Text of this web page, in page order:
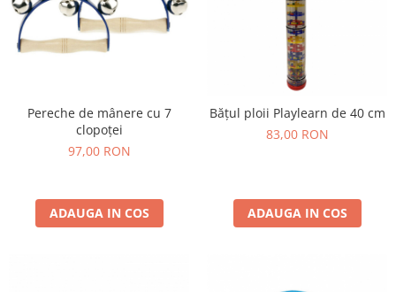
Pereche de mânere cu 7
clopoței
97,00 RON
ADAUGA IN COS
Bățul ploii Playlearn de 40 cm
83,00 RON
ADAUGA IN COS